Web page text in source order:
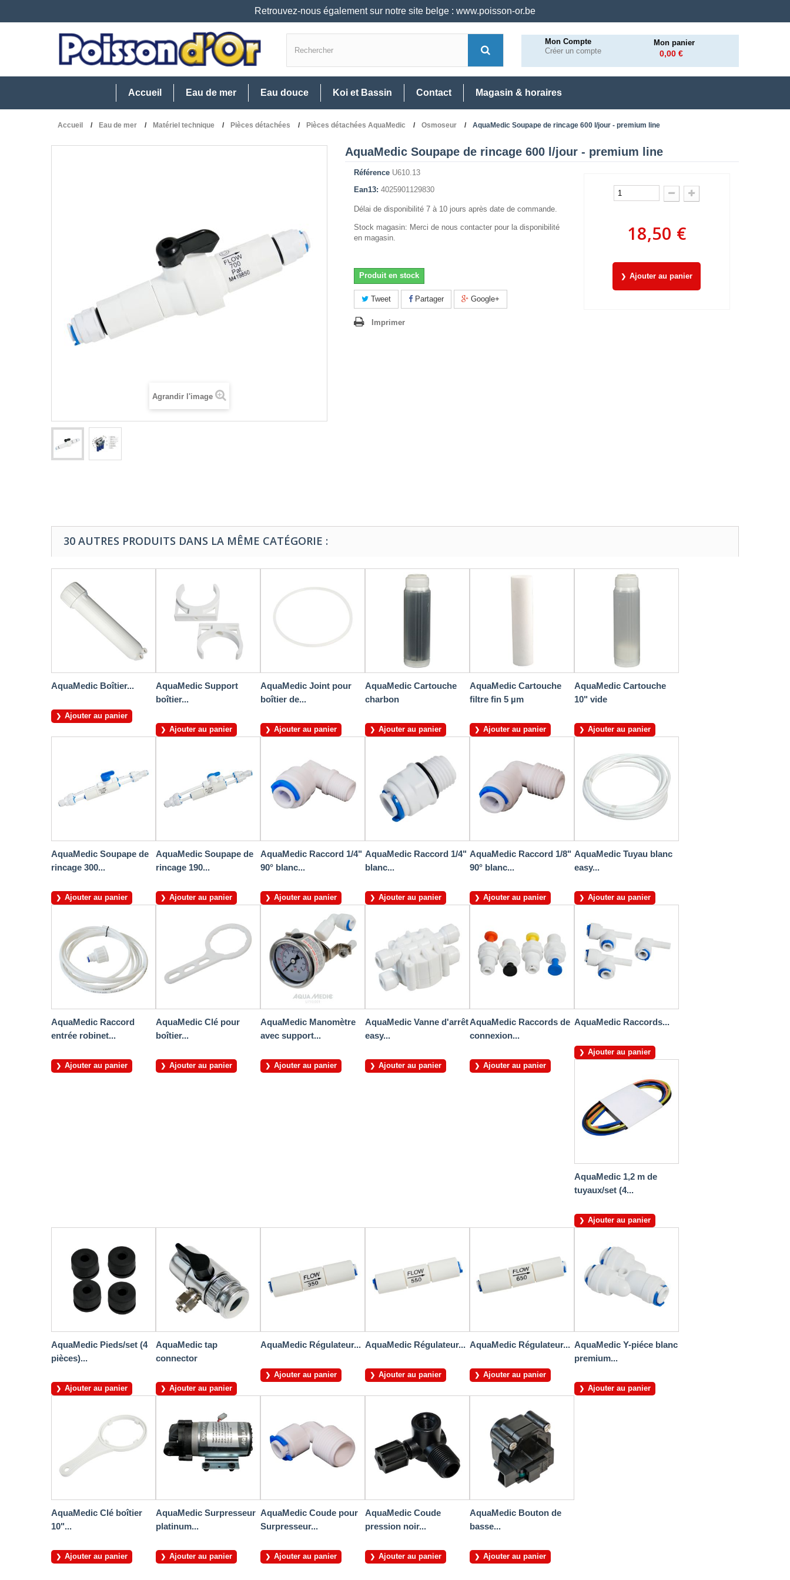
Retrouvez-nous également sur notre site belge : www.poisson-or.be
Mon Compte
Créer un compte
Mon panier
0,00 €
Accueil Eau de mer Eau douce Koi et Bassin Contact Magasin & horaires
Accueil Eau de mer Matériel technique Pièces détachées Pièces détachées AquaMedic Osmoseur AquaMedic Soupape de rincage 600 l/jour - premium line
Agrandir l'image
AquaMedic Soupape de rincage 600 l/jour - premium line
Référence U610.13
Ean13: 4025901129830
Délai de disponibilité 7 à 10 jours après date de commande.
Stock magasin: Merci de nous contacter pour la disponibilité
en magasin.
Produit en stock
Tweet Partager Google+
Imprimer
18,50 €
Ajouter au panier
30 AUTRES PRODUITS DANS LA MÊME CATÉGORIE :
AquaMedic Boîtier...
Ajouter au panier
AquaMedic Support
boîtier...
Ajouter au panier
AquaMedic Joint pour
boîtier de...
Ajouter au panier
AquaMedic Cartouche
charbon
Ajouter au panier
AquaMedic Cartouche
filtre fin 5 µm
Ajouter au panier
AquaMedic Cartouche
10" vide
Ajouter au panier
AquaMedic Soupape de
rincage 300...
Ajouter au panier
AquaMedic Soupape de
rincage 190...
Ajouter au panier
AquaMedic Raccord 1/4"
90° blanc...
Ajouter au panier
AquaMedic Raccord 1/4"
blanc...
Ajouter au panier
AquaMedic Raccord 1/8"
90° blanc...
Ajouter au panier
AquaMedic Tuyau blanc
easy...
Ajouter au panier
AquaMedic Raccord
entrée robinet...
Ajouter au panier
AquaMedic Clé pour
boîtier...
Ajouter au panier
AquaMedic Manomètre
avec support...
Ajouter au panier
AquaMedic Vanne d'arrêt
easy...
Ajouter au panier
AquaMedic Raccords de
connexion...
Ajouter au panier
AquaMedic Raccords...
Ajouter au panier
AquaMedic 1,2 m de
tuyaux/set (4...
Ajouter au panier
AquaMedic Pieds/set (4
pièces)...
Ajouter au panier
AquaMedic tap
connector
Ajouter au panier
AquaMedic Régulateur...
Ajouter au panier
AquaMedic Régulateur...
Ajouter au panier
AquaMedic Régulateur...
Ajouter au panier
AquaMedic Y-piéce blanc
premium...
Ajouter au panier
AquaMedic Clé boîtier
10"...
Ajouter au panier
AquaMedic Surpresseur
platinum...
Ajouter au panier
AquaMedic Coude pour
Surpresseur...
Ajouter au panier
AquaMedic Coude
pression noir...
Ajouter au panier
AquaMedic Bouton de
basse...
Ajouter au panier